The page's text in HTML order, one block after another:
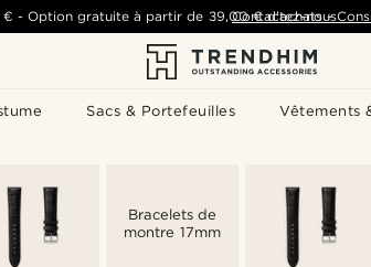
Sacs & Portefeuilles Vêtements
€ -Option gratuite à partir de 39,00 € d'achats-
Contactez-nous
Bracelets de
montre 17mm